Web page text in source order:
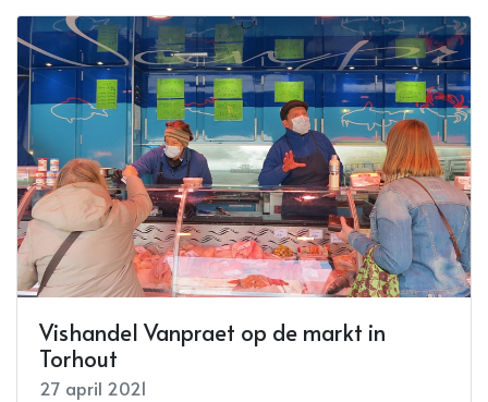
Vishandel Vanpraet op de markt in
Torhout
27 april 2021